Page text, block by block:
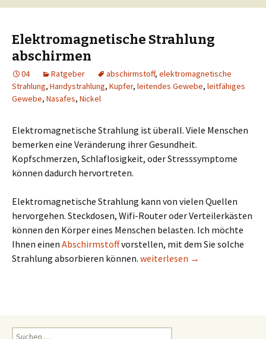
Elektromagnetische Strahlung
abschirmen
04 Ratgeber abschirmstoff, elektromagnetische
Strahlung, Handystrahlung, Kupfer, leitendes Gewebe, leitfähiges
Gewebe, Nasafes, Nickel
Elektromagnetische Strahlung ist überall. Viele Menschen
bemerken eine Veränderung ihrer Gesundheit.
Kopfschmerzen, Schlaflosigkeit, oder Stresssymptome
können dadurch hervortreten.
Elektromagnetische Strahlung kann von vielen Quellen
hervorgehen. Steckdosen, Wifi-Router oder Verteilerkästen
können den Körper eines Menschen belasten. Ich möchte
Ihnen einen Abschirmstoffvorstellen, mit dem Sie solche
Strahlung absorbieren können. Elektromagnetische
weiterlesen →
Suchen